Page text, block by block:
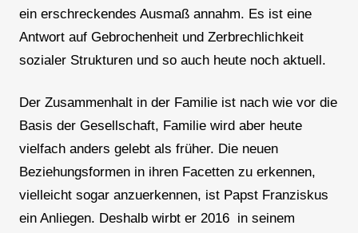
ein erschreckendes Ausmaß annahm. Es ist eine
Antwort auf Gebrochenheit und Zerbrechlichkeit
sozialer Strukturen und so auch heute noch aktuell.
Der Zusammenhalt in der Familie ist nach wie vor die
Basis der Gesellschaft, Familie wird aber heute
vielfach anders gelebt als früher. Die neuen
Beziehungsformen in ihren Facetten zu erkennen,
vielleicht sogar anzuerkennen, ist Papst Franziskus
ein Anliegen. Deshalb wirbt er 2016 in seinem